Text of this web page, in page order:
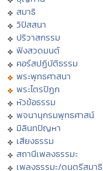
สมาธิ
วิปัสสนา
ปริวาสกรรม
ฟังสวดมนต์
คอร์สปฏิบัติธรรม
พระพุทธศาสนา
พระไตรปิฏก
หัวข้อธรรม
พจนานุกรมพุทธศาสน์
มิลินทปัญหา
เสียงธรรม
สถานีเพลงธรรมะ
เพลงธรรมะ/ดนตรีสมาธิ